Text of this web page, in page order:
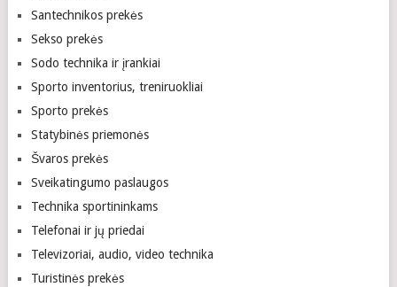
Santechnikos prekės
Sekso prekės
Sodo technika ir įrankiai
Sporto inventorius, treniruokliai
Sporto prekės
Statybinės priemonės
Švaros prekės
Sveikatingumo paslaugos
Technika sportininkams
Telefonai ir jų priedai
Televizoriai, audio, video technika
Turistinės prekės